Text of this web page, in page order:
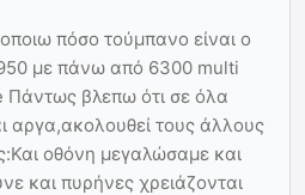
πόσο τούμπανο είναι ο
με πάνω από 6300 multi
Πάντως βλεπω ότι σε όλα
αργα,ακολουθεί τους άλλους
οθόνη μεγαλώσαμε και
και πυρήνες χρειάζονται